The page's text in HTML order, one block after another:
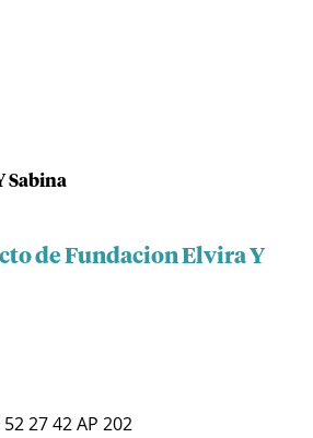
Sabina
de Fundacion Elvira Y
52 27 42 AP 202